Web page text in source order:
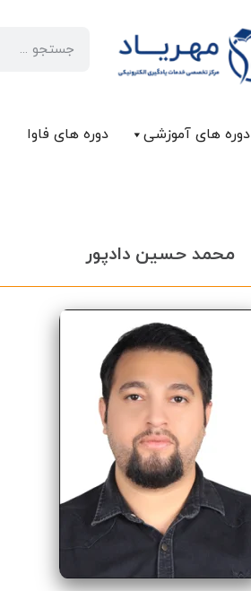
دوره های آموزشی دوره های فاوا
محمد حسین دادپور